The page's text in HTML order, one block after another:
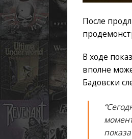
После
В ходе
вполне
Бадовски